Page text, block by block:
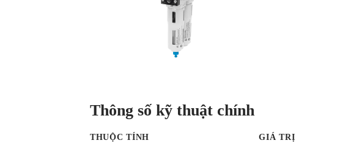
Thông số kỹ thuật chính
THUỘC TÍNH GIÁ TRỊ